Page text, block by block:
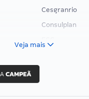
Cesgranrio
Consulplan
Veja mais